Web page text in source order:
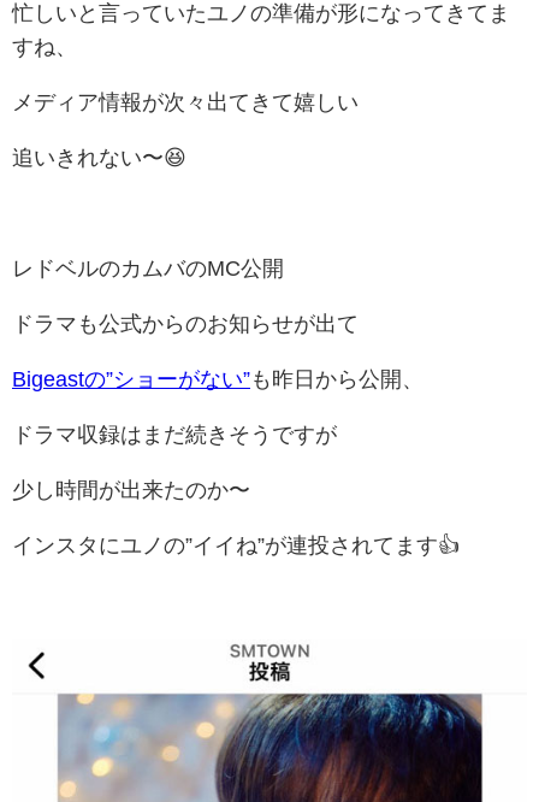
忙しいと言っていたユノの準備が形になってきてま
すね、
メディア情報が次々出てきて嬉しい
追いきれない〜😆
レドベルのカムバのMC公開
ドラマも公式からのお知らせが出て
Bigeastの”ショーがない”も昨日から公開、
ドラマ収録はまだ続きそうですが
少し時間が出来たのか〜
インスタにユノの”イイね”が連投されてます👍